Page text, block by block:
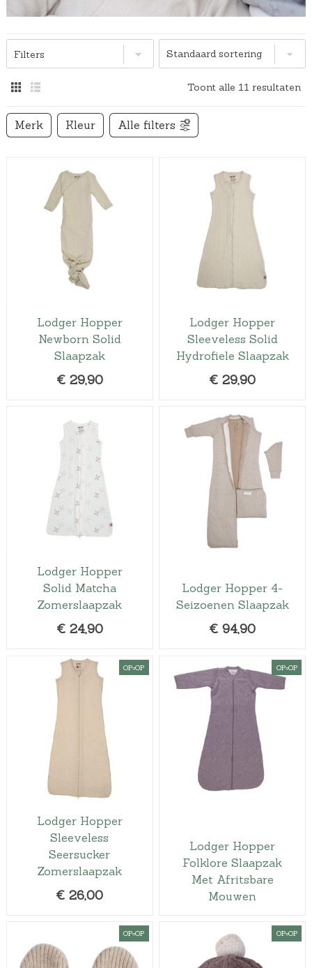
Filters
Toont alle 11 resultaten
Merk Kleur Alle filters
Lodger Hopper
Newborn Solid
Slaapzak
€ 29,90
Lodger Hopper
Sleeveless Solid
Hydrofiele Slaapzak
€ 29,90
Lodger Hopper
Solid Matcha
Zomerslaapzak
€ 24,90
Lodger Hopper 4-
Seizoenen Slaapzak
€ 94,90
OP=OP
Lodger Hopper
Sleeveless
Seersucker
Zomerslaapzak
€ 26,00
OP=OP
Lodger Hopper
Folklore Slaapzak
Met Afritsbare
Mouwen
OP=OP OP=OP